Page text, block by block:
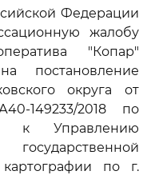
Федерации
жалобу
"Копар"
постановление
округа от
149233/2018 по
к Управлению
по г.